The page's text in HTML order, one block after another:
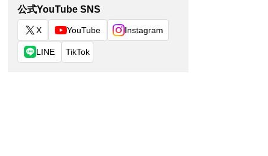
公式YouTube SNS
X YouTube Instagram
LINE TikTok